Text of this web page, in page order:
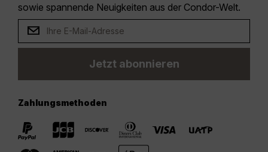
sowie spannende Neuigkeiten aus der Condor-Welt.
Jetzt abonnieren
Zahlungsmethoden